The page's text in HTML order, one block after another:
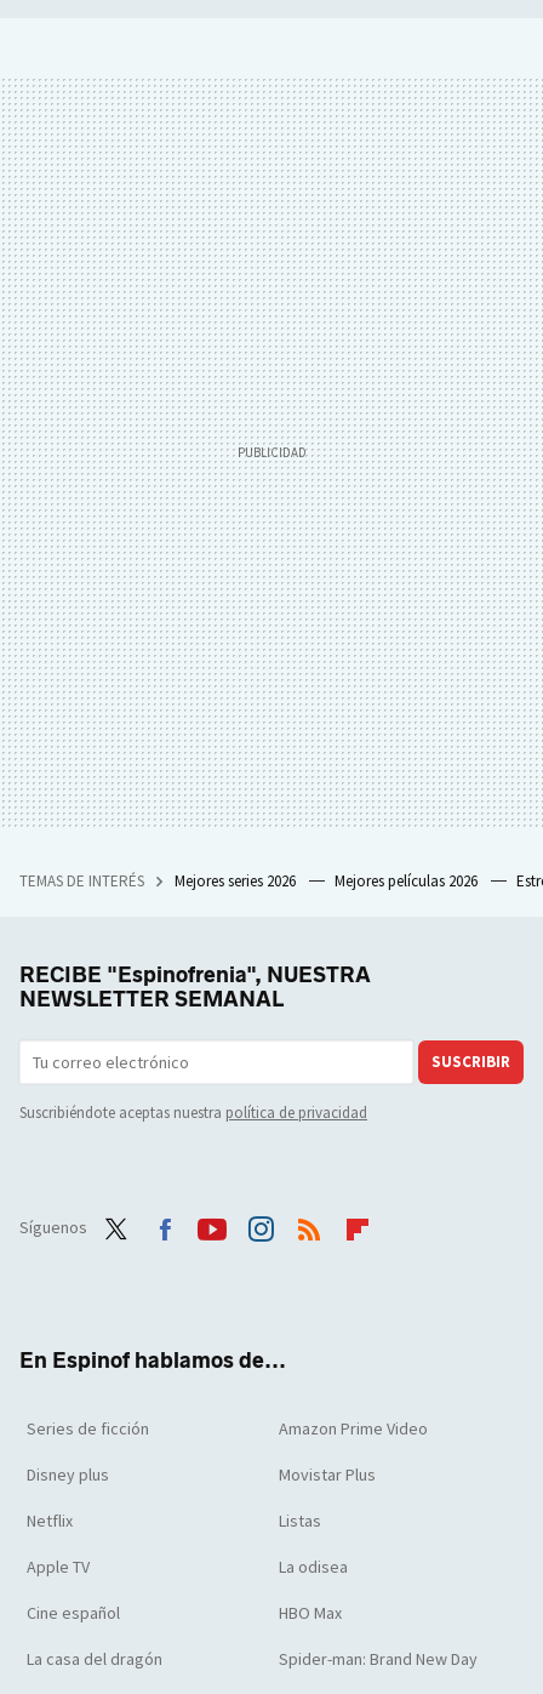
TEMAS DE INTERÉS Mejores series 2026 Mejores películas 2026
RECIBE "Espinofrenia", NUESTRA
NEWSLETTER SEMANAL
SUSCRIBIR
Suscribiéndote aceptas nuestra política de privacidad
Síguenos
En Espinof hablamos de...
Series de ficción Amazon Prime Video
Disney plus Movistar Plus
Netflix Listas
Apple TV La odisea
Cine español HBO Max
La casa del dragón Spider-man: Brand New Day